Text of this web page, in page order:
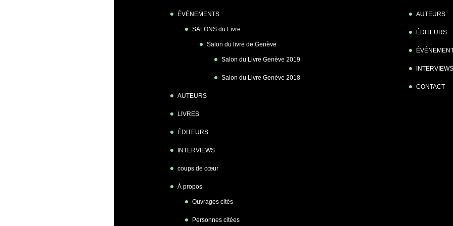
ÉVÉNEMENTS
SALONS du Livre
Salon du livre de Genève
Salon du Livre Genève 2019
Salon du Livre Genève 2018
AUTEURS
LIVRES
ÉDITEURS
INTERVIEWS
coups de cœur
À propos
Ouvrages cités
Personnes citées
AUTEURS
ÉDITEURS
CONTACT